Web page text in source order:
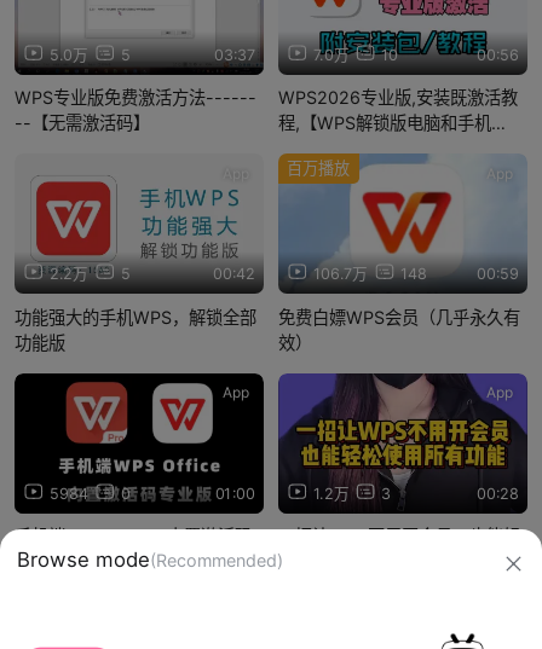
5.0万 5 03:37
WPS专业版免费激活方法------
--【无需激活码】
7.0万 10 00:56
WPS2026专业版,安装既激活教
程,【WPS解锁版电脑和手机
能免费版直接用起来
2.2万 5 00:42
功能强大的手机WPS，解锁全部
功能版
106.7万 148 00:59
百万播放 App
免费白嫖WPS会员（几乎永久有
效）
5984 0 01:00
App
手机端 WPS Office 内置激活码
专业版！！
1.2万 3 00:28
App
一招让WPS不用开会员，也能轻
松使用所有功能
Browse mode(Recommended)